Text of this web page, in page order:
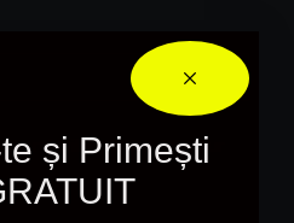
will be sent to your
și Primești